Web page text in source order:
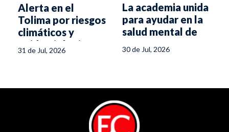
Alerta en el
Tolima por riesgos
climáticos y
epidemiológicos
asociados al
31 de Jul, 2026
La academia unida
para ayudar en la
salud mental de
30 de Jul, 2026